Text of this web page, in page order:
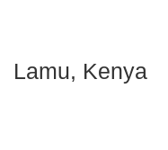
Lamu, Kenya